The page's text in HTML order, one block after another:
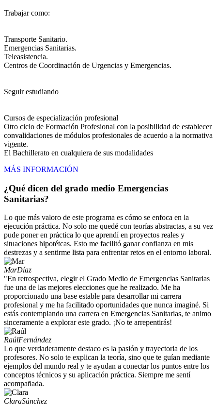
Trabajar como:
Transporte Sanitario.
Emergencias Sanitarias.
Teleasistencia.
Centros de Coordinación de Urgencias y Emergencias.
Seguir estudiando
Cursos de especialización profesional
Otro ciclo de Formación Profesional con la posibilidad de establecer
convalidaciones de módulos profesionales de acuerdo a la normativa
vigente.
El Bachillerato en cualquiera de sus modalidades
MÁS INFORMACIÓN
¿Qué dicen del grado medio Emergencias
Sanitarias?
Lo que más valoro de este programa es cómo se enfoca en la
ejecución práctica. No solo me quedé con teorías abstractas, a su vez
pude poner en práctica lo que aprendí en proyectos reales y
situaciones hipotétcas. Esto me facilitó ganar confianza en mis
destrezas y a sentirme lista para enfrentar retos en el entorno laboral.
MarDíaz
"En retrospectiva, elegir el Grado Medio de Emergencias Sanitarias
fue una de las mejores elecciones que he realizado. Me ha
proporcionado una base estable para desarrollar mi carrera
profesional y me ha facilitado oportunidades que nunca imaginé. Si
estás contemplando una carrera en Emergencias Sanitarias, te animo
sinceramente a explorar este grado. ¡No te arrepentirás!
RaúlFernández
Lo que verdaderamente destaco es la pasión y trayectoria de los
profesores. No solo te explican la teoría, sino que te guían mediante
ejemplos del mundo real y te ayudan a conectar los puntos entre los
conceptos técnicos y su aplicación práctica. Siempre me sentí
acompañada.
ClaraSánchez